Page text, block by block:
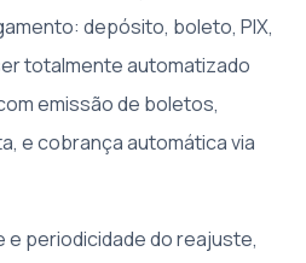
depósito, boleto, PIX,
totalmente automatizado
emissão de boletos,
e cobrança automática via
e periodicidade do reajuste,